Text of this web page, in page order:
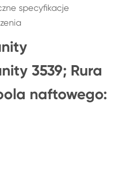
specyfikacje
3539; Rura
naftowego: